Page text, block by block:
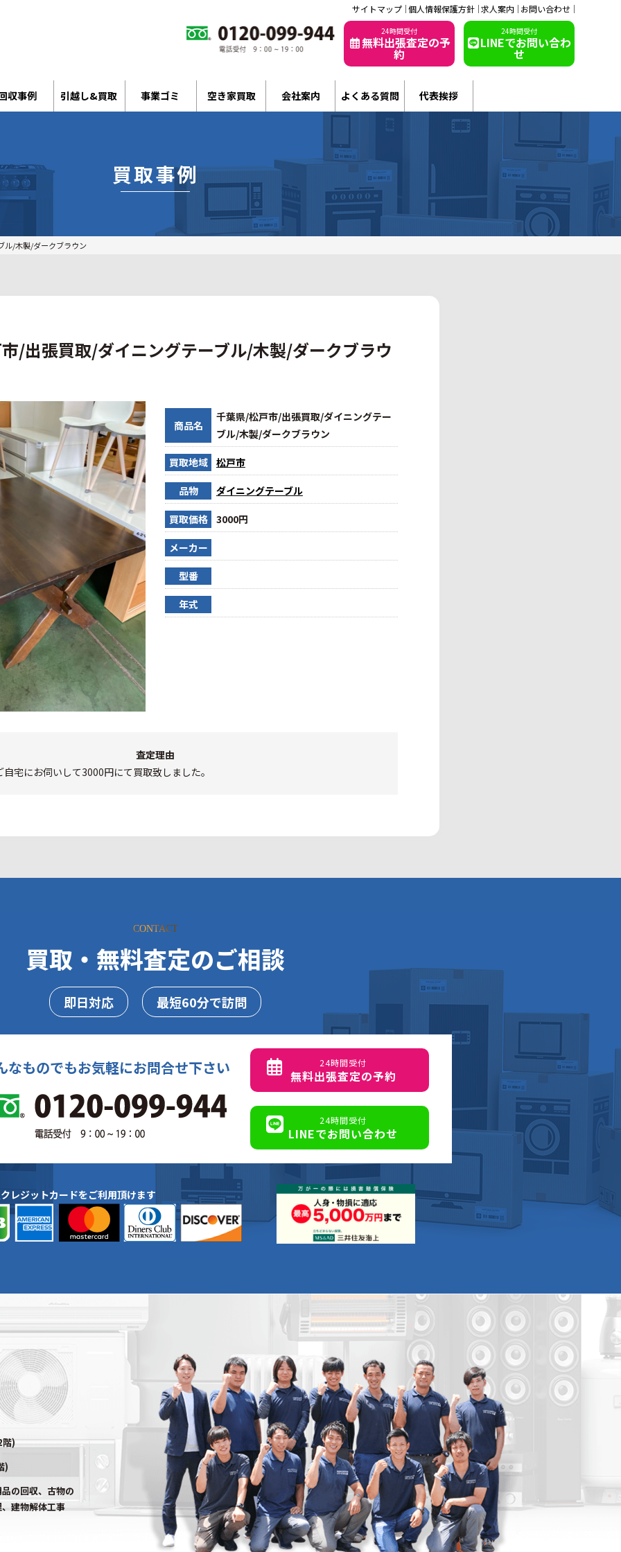
サイトマップ 個人情報保護方針 求人案内 お問い合わせ
24時間受付
無料出張査定の予
約
24時間受付
LINEでお問い合わ
せ
収事例 引越し&買取 事業ゴミ 空き家買取 会社案内 よくある質問 代表挨拶
買取事例
ル/木製/ダークブラウン
/出張買取/ダイニングテーブル/木製/ダークブラウ
商品名
千葉県/松戸市/出張買取/ダイニングテー
ブル/木製/ダークブラウン
買取地域 松戸市
品物 ダイニングテーブル
買取価格 3000円
メーカー
型番
年式
査定理由
宅にお伺いして3000円にて買取致しました。
CONTACT
買取・無料査定のご相談
即日対応 最短60分で訪問
なものでもお気軽にお問合せ下さい 24時間受付
無料出張査定の予約
24時間受付
LINEでお問い合わせ
レジットカードをご利用頂けます
)
)
の回収、古物の
建物解体工事